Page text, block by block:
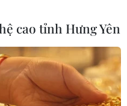
thành
lược
cao tỉnh Hưng Yên